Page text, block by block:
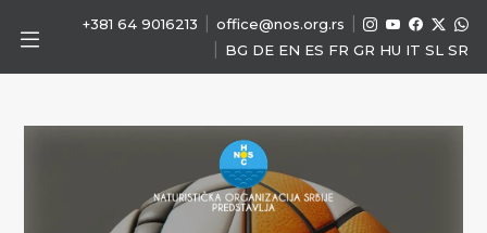
+381 64 9016213 office@nos.org.rs
BG DE EN ES FR GR HU IT SL SR